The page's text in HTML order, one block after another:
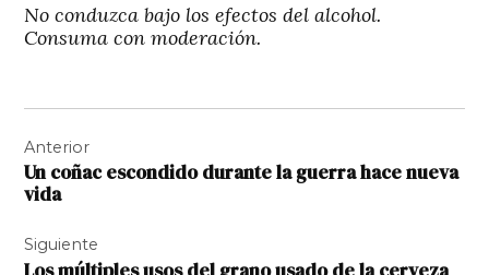
No conduzca bajo los efectos del alcohol.
Consuma con moderación.
de
entradas
Anterior
Un coñac escondido durante la guerra hace nueva
vida
Siguiente